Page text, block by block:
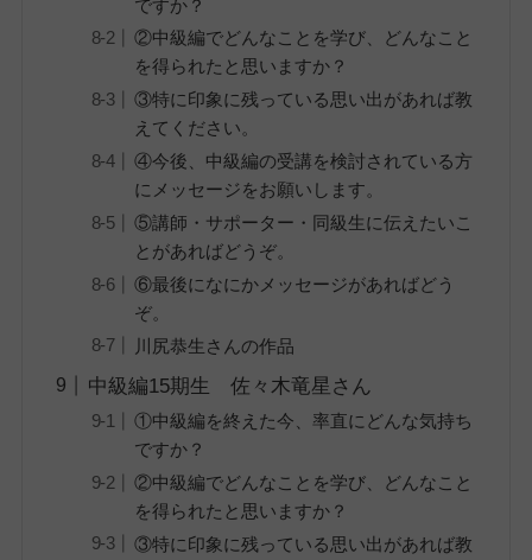
ですか？
②中級編でどんなことを学び、どんなこと
を得られたと思いますか？
③特に印象に残っている思い出があれば教
えてください。
④今後、中級編の受講を検討されている方
にメッセージをお願いします。
⑤講師・サポーター・同級生に伝えたいこ
とがあればどうぞ。
⑥最後になにかメッセージがあればどう
ぞ。
川尻恭生さんの作品
中級編15期生 佐々木竜星さん
①中級編を終えた今、率直にどんな気持ち
ですか？
②中級編でどんなことを学び、どんなこと
を得られたと思いますか？
③特に印象に残っている思い出があれば教